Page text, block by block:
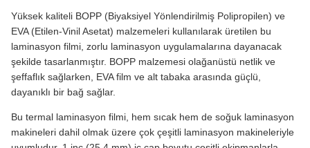
Yüksek kaliteli BOPP (Biyaksiyel Yönlendirilmiş Polipropilen) ve
EVA (Etilen-Vinil Asetat) malzemeleri kullanılarak üretilen bu
laminasyon filmi, zorlu laminasyon uygulamalarına dayanacak
şekilde tasarlanmıştır. BOPP malzemesi olağanüstü netlik ve
şeffaflık sağlarken, EVA film ve alt tabaka arasında güçlü,
dayanıklı bir bağ sağlar.
Bu termal laminasyon filmi, hem sıcak hem de soğuk laminasyon
makineleri dahil olmak üzere çok çeşitli laminasyon makineleriyle